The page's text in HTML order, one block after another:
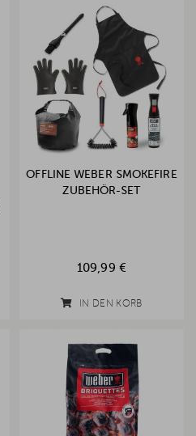
OFFLINE WEBER SMOKEFIRE
ZUBEHÖR-SET
109,99 €
IN DEN KORB